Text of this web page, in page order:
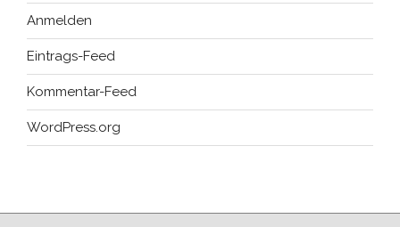
Anmelden
Eintrags-Feed
Kommentar-Feed
WordPress.org